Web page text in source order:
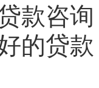
款咨询
的贷款